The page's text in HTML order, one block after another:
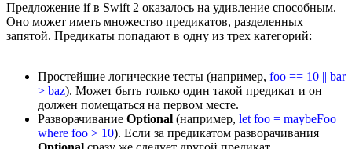
Предложение if в Swift 2 оказалось на удивление способным.
Оно может иметь множество предикатов, разделенных
запятой. Предикаты попадают в одну из трех категорий:
Простейшие логические тесты (например, foo == 10 || bar
> baz). Может быть только один такой предикат и он
должен помещаться на первом месте.
Разворачивание Optional (например, let foo = maybeFoo
where foo > 10). Если за предикатом разворачивания